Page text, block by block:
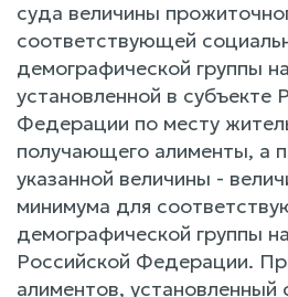
суда величины
соответствующей
демографической группы
установленной в субъекте
Федерации по месту
получающего алименты, а
указанной величины -
минимума для
демографической группы
Российской Федерации.
алиментов,